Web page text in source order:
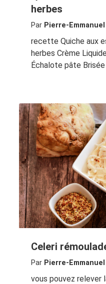
herbes
Par Pierre-
recette Quiche aux
herbes Crème
Échalote pâte
Celeri
Par Pierre-
vous pouvez relever